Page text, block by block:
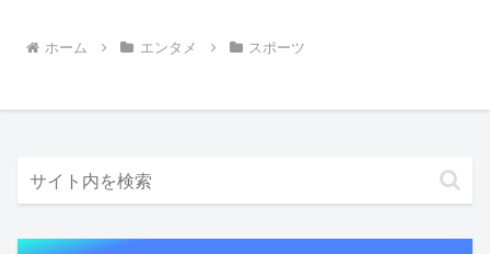
ホーム エンタメ スポーツ